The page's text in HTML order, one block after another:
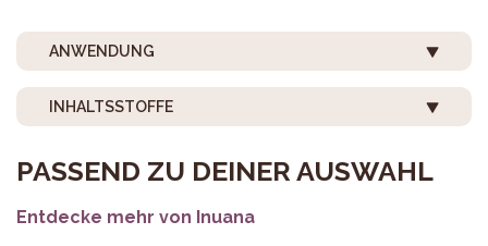
ANWENDUNG
INHALTSSTOFFE
PASSEND ZU DEINER AUSWAHL
Entdecke mehr von Inuana